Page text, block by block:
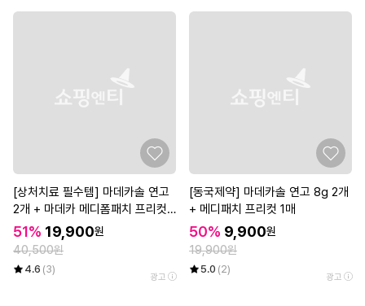
[상처치료 필수템] 마데카솔 연고
2개 + 마데카 메디폼패치 프리컷
2매*3개
51% 19,900원
40,500원
4.6 (3)
광고
[동국제약] 마데카솔 연고 8g 2개
+ 메디패치 프리컷 1매
50% 9,900원
19,900원
5.0 (2)
광고